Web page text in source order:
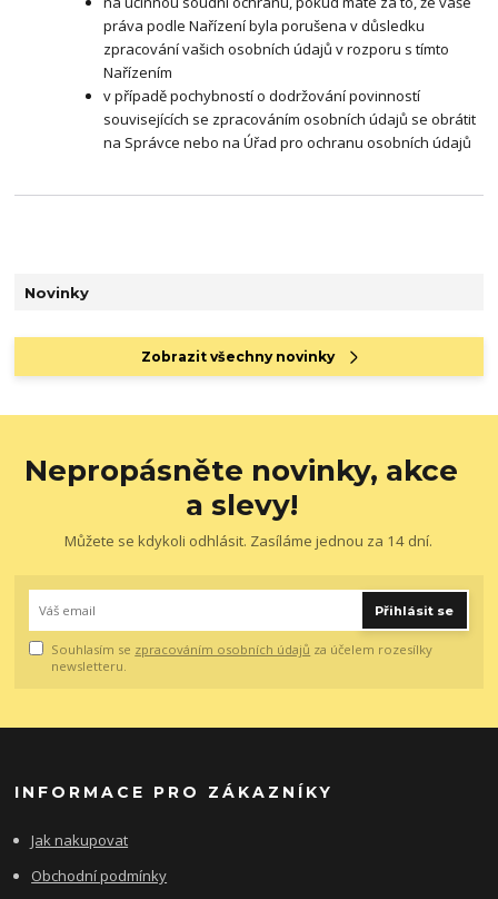
Novinky
Zobrazit všechny novinky
práva podle Nařízení byla porušena v důsledku
zpracování vašich osobních údajů v rozporu s tímto
Nařízením
v případě pochybností o dodržování povinností
souvisejících se zpracováním osobních údajů se obrátit
na Správce nebo na Úřad pro ochranu osobních údajů
Nepropásněte novinky, akce
a slevy!
Můžete se kdykoli odhlásit. Zasíláme jednou za 14 dní.
Přihlásit se
Souhlasím se zpracováním osobních údajů za účelem rozesílky
newsletteru.
INFORMACE PRO ZÁKAZNÍKY
Jak nakupovat
Obchodní podmínky